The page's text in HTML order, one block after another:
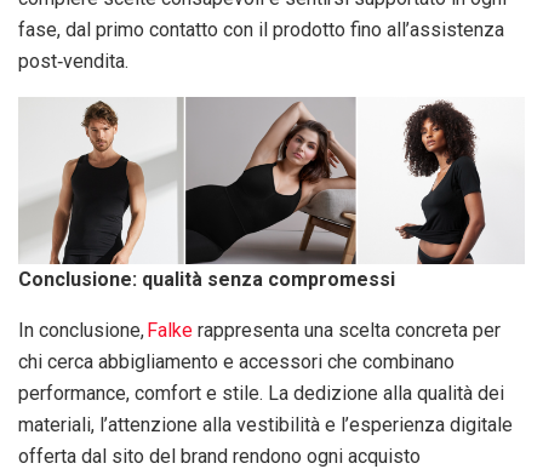
fase, dal primo contatto con il prodotto fino all’assistenza
post‑vendita.
Conclusione: qualità senza compromessi
In conclusione,Falke rappresenta una scelta concreta per
chi cerca abbigliamento e accessori che combinano
performance, comfort e stile. La dedizione alla qualità dei
materiali, l’attenzione alla vestibilità e l’esperienza digitale
offerta dal sito del brand rendono ogni acquisto